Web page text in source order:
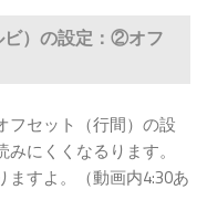
ビ）の設定：②オフ
セット（行間）の設
にくくなるります。
すよ。（動画内4:30あ